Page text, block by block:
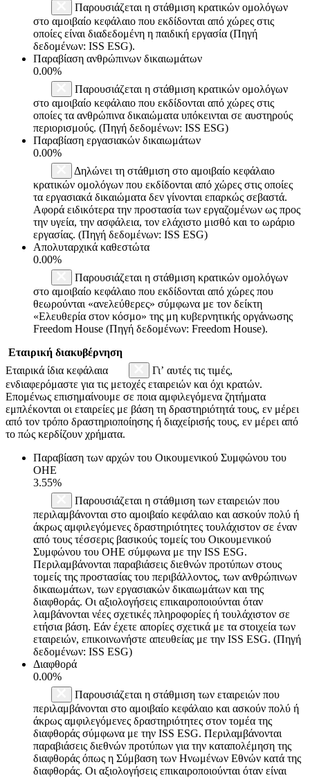
Παρουσιάζεται η στάθμιση κρατικών ομολόγων
στο αμοιβαίο κεφάλαιο που εκδίδονται από χώρες στις
οποίες είναι διαδεδομένη η παιδική εργασία (Πηγή
δεδομένων: ISS ESG).
Παραβίαση ανθρώπινων δικαιωμάτων
0.00%
Παρουσιάζεται η στάθμιση κρατικών ομολόγων
στο αμοιβαίο κεφάλαιο που εκδίδονται από χώρες στις
οποίες τα ανθρώπινα δικαιώματα υπόκεινται σε αυστηρούς
περιορισμούς. (Πηγή δεδομένων: ISS ESG)
Παραβίαση εργασιακών δικαιωμάτων
0.00%
Δηλώνει τη στάθμιση στο αμοιβαίο κεφάλαιο
κρατικών ομολόγων που εκδίδονται από χώρες στις οποίες
τα εργασιακά δικαιώματα δεν γίνονται επαρκώς σεβαστά.
Αφορά ειδικότερα την προστασία των εργαζομένων ως προς
την υγεία, την ασφάλεια, τον ελάχιστο μισθό και το ωράριο
εργασίας. (Πηγή δεδομένων: ISS ESG)
Απολυταρχικά καθεστώτα
0.00%
Παρουσιάζεται η στάθμιση κρατικών ομολόγων
στο αμοιβαίο κεφάλαιο που εκδίδονται από χώρες που
θεωρούνται «ανελεύθερες» σύμφωνα με τον δείκτη
«Ελευθερία στον κόσμο» της μη κυβερνητικής οργάνωσης
Freedom House (Πηγή δεδομένων: Freedom House).
Εταιρική διακυβέρνηση
Εταιρικά ίδια κεφάλαια
Γι’ αυτές τις τιμές,
ενδιαφερόμαστε για τις μετοχές εταιρειών και όχι κρατών.
Επομένως επισημαίνουμε σε ποια αμφιλεγόμενα ζητήματα
εμπλέκονται οι εταιρείες με βάση τη δραστηριότητά τους, εν μέρει
από τον τρόπο δραστηριοποίησης ή διαχείρισής τους, εν μέρει από
το πώς κερδίζουν χρήματα.
Παραβίαση των αρχών του Οικουμενικού Συμφώνου του
ΟΗΕ
3.55%
Παρουσιάζεται η στάθμιση των εταιρειών που
περιλαμβάνονται στο αμοιβαίο κεφάλαιο και ασκούν πολύ ή
άκρως αμφιλεγόμενες δραστηριότητες τουλάχιστον σε έναν
από τους τέσσερις βασικούς τομείς του Οικουμενικού
Συμφώνου του ΟΗΕ σύμφωνα με την ISS ESG.
Περιλαμβάνονται παραβιάσεις διεθνών προτύπων στους
τομείς της προστασίας του περιβάλλοντος, των ανθρώπινων
δικαιωμάτων, των εργασιακών δικαιωμάτων και της
διαφθοράς. Οι αξιολογήσεις επικαιροποιούνται όταν
λαμβάνονται νέες σχετικές πληροφορίες ή τουλάχιστον σε
ετήσια βάση. Εάν έχετε απορίες σχετικά με τα στοιχεία των
εταιρειών, επικοινωνήστε απευθείας με την ISS ESG. (Πηγή
δεδομένων: ISS ESG)
Διαφθορά
0.00%
Παρουσιάζεται η στάθμιση των εταιρειών που
περιλαμβάνονται στο αμοιβαίο κεφάλαιο και ασκούν πολύ ή
άκρως αμφιλεγόμενες δραστηριότητες στον τομέα της
διαφθοράς σύμφωνα με την ISS ESG. Περιλαμβάνονται
παραβιάσεις διεθνών προτύπων για την καταπολέμηση της
διαφθοράς όπως η Σύμβαση των Ηνωμένων Εθνών κατά της
διαφθοράς. Οι αξιολογήσεις επικαιροποιούνται όταν είναι